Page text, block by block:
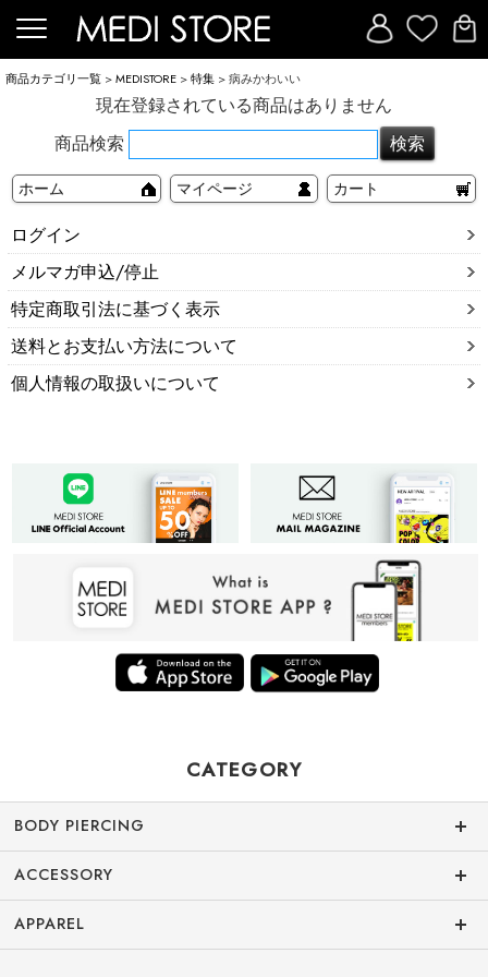
商品カテゴリ一覧 >MEDISTORE >特集 > 病みかわいい
現在登録されている商品はありません
商品検索
ホーム マイページ カート
ログイン
メルマガ申込/停止
特定商取引法に基づく表示
送料とお支払い方法について
個人情報の取扱いについて
CATEGORY
BODY PIERCING
ACCESSORY
APPAREL